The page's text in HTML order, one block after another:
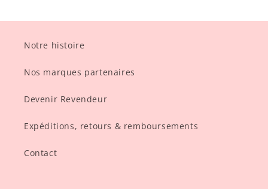
Notre histoire
Nos marques partenaires
Devenir Revendeur
Expéditions, retours & remboursements
Contact